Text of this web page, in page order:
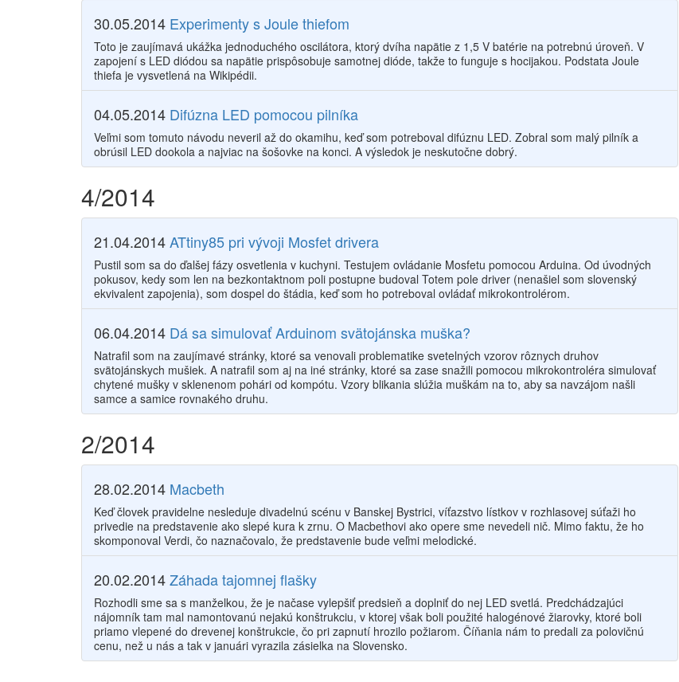
30.05.2014 Experimenty s Joule thiefom
Toto je zaujímavá ukážka jednoduchého oscilátora, ktorý dvíha napätie z 1,5 V batérie na potrebnú úroveň. V
zapojení s LED diódou sa napätie prispôsobuje samotnej dióde, takže to funguje s hocijakou. Podstata Joule
thiefa je vysvetlená na Wikipédii.
04.05.2014 Difúzna LED pomocou pilníka
Veľmi som tomuto návodu neveril až do okamihu, keď som potreboval difúznu LED. Zobral som malý pilník a
obrúsil LED dookola a najviac na šošovke na konci. A výsledok je neskutočne dobrý.
4/2014
21.04.2014ATtiny85 pri vývoji Mosfet drivera
Pustil som sa do ďalšej fázy osvetlenia v kuchyni. Testujem ovládanie Mosfetu pomocou Arduina. Od úvodných
pokusov, kedy som len na bezkontaktnom poli postupne budoval Totem pole driver (nenašiel som slovenský
ekvivalent zapojenia), som dospel do štádia, keď som ho potreboval ovládať mikrokontrolérom.
06.04.2014 Dá sa simulovať Arduinom svätojánska muška?
Natrafil som na zaujímavé stránky, ktoré sa venovali problematike svetelných vzorov rôznych druhov
svätojánskych mušiek. A natrafil som aj na iné stránky, ktoré sa zase snažili pomocou mikrokontroléra simulovať
chytené mušky v sklenenom pohári od kompótu. Vzory blikania slúžia muškám na to, aby sa navzájom našli
samce a samice rovnakého druhu.
2/2014
28.02.2014 Macbeth
Keď človek pravidelne nesleduje divadelnú scénu v Banskej Bystrici, víťazstvo lístkov v rozhlasovej súťaži ho
privedie na predstavenie ako slepé kura k zrnu. O Macbethovi ako opere sme nevedeli nič. Mimo faktu, že ho
skomponoval Verdi, čo naznačovalo, že predstavenie bude veľmi melodické.
20.02.2014Záhada tajomnej flašky
Rozhodli sme sa s manželkou, že je načase vylepšiť predsieň a doplniť do nej LED svetlá. Predchádzajúci
nájomník tam mal namontovanú nejakú konštrukciu, v ktorej však boli použité halogénové žiarovky, ktoré boli
priamo vlepené do drevenej konštrukcie, čo pri zapnutí hrozilo požiarom. Číňania nám to predali za polovičnú
cenu, než u nás a tak v januári vyrazila zásielka na Slovensko.